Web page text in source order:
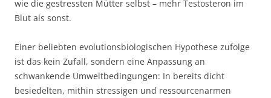
wie die gestressten Mütter selbst – mehr Testosteron im
Blut als sonst.
Einer beliebten evolutionsbiologischen Hypothese zufolge
ist das kein Zufall, sondern eine Anpassung an
schwankende Umweltbedingungen: In bereits dicht
besiedelten, mithin stressigen und ressourcenarmen